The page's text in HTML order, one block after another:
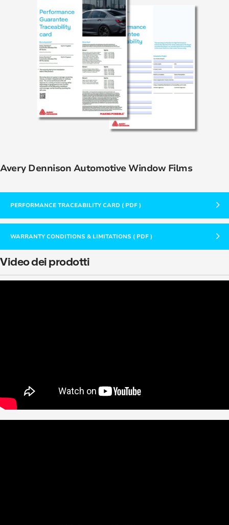
Avery Dennison Automotive Window Films
PERFORMANCE TRACEABILITY CARD ( PDF )
WARRANTY CONDITIONS & LIMITATIONS ( PDF )
Video dei prodotti